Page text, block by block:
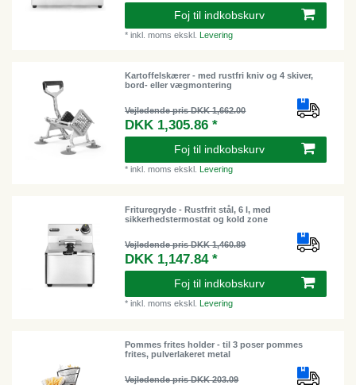
Foj til indkobskurv
*inkl. moms ekskl.Levering
Kartoffelskærer - med rustfri kniv og 4 skiver,
bord- eller vægmontering
Vejledende pris DKK 1,662.00
DKK 1,305.86 *
Foj til indkobskurv
*inkl. moms ekskl.Levering
Frituregryde - Rustfrit stål, 6 l, med
sikkerhedstermostat og kold zone
Vejledende pris DKK 1,460.89
DKK 1,147.84 *
Foj til indkobskurv
*inkl. moms ekskl. Levering
Pommes frites holder - til 3 poser pommes
frites, pulverlakeret metal
Vejledende pris DKK 203.09